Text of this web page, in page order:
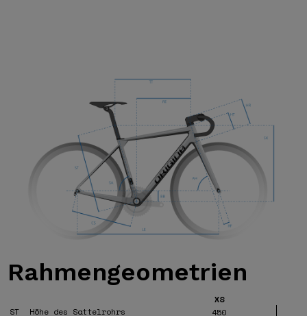
Rahmengeometrien
XS
ST
Höhe des Sattelrohrs 450